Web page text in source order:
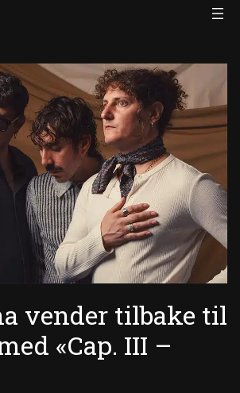
vender tilbake til
«Cap. III –